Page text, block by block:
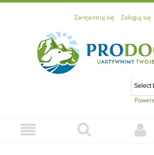
Zarejestruj się Zaloguj się